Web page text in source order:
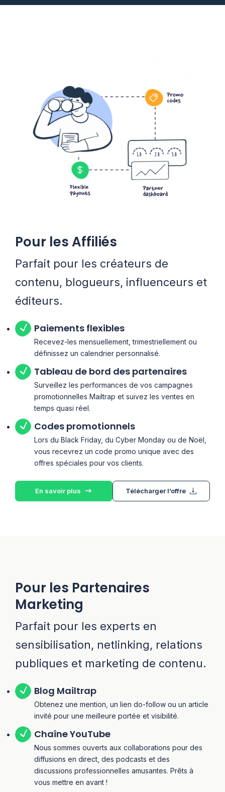
Pour les Affiliés
Parfait pour les créateurs de
contenu, blogueurs, influenceurs et
éditeurs.
Paiements flexibles
Recevez-les mensuellement, trimestriellement ou
définissez un calendrier personnalisé.
Tableau de bord des partenaires
Surveillez les performances de vos campagnes
promotionnelles Mailtrap et suivez les ventes en
temps quasi réel.
Codes promotionnels
Lors du Black Friday, du Cyber Monday ou de Noël,
vous recevrez un code promo unique avec des
offres spéciales pour vos clients.
En savoir plus Télécharger l’offre
Pour les Partenaires
Marketing
Parfait pour les experts en
sensibilisation, netlinking, relations
publiques et marketing de contenu.
Blog Mailtrap
Obtenez une mention, un lien do-follow ou un article
invité pour une meilleure portée et visibilité.
Chaîne YouTube
Nous sommes ouverts aux collaborations pour des
diffusions en direct, des podcasts et des
discussions professionnelles amusantes. Prêts à
vous mettre en avant !